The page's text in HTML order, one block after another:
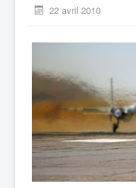
22 avril 2010